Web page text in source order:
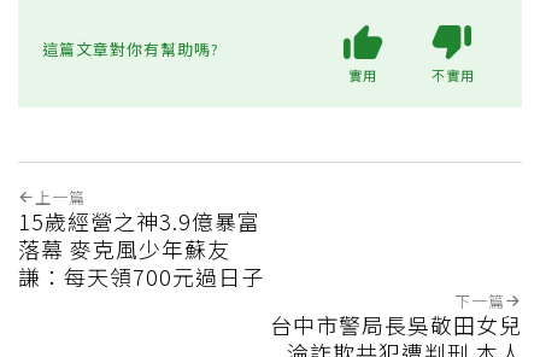
這篇文章對你有幫助嗎?
實用 不實用
上一篇
15歲經營之神3.9億暴富
落幕 麥克風少年蘇友
謙：每天領700元過日子
下一篇
台中市警局長吳敬田女兒